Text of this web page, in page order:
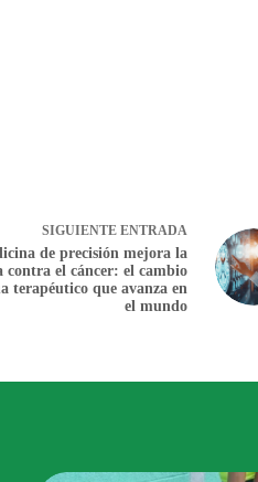
SIGUIENTE ENTRADA
de precisión mejora la
contra el cáncer: el cambio
terapéutico que avanza en
el mundo